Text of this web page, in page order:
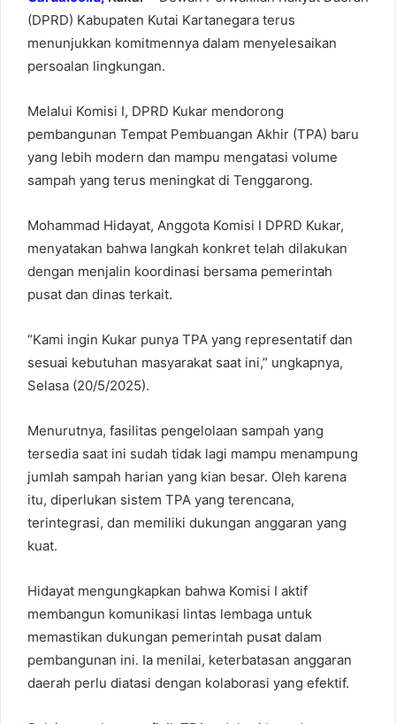
(DPRD) Kabupaten Kutai Kartanegara terus
menunjukkan komitmennya dalam menyelesaikan
persoalan lingkungan.
Melalui Komisi I, DPRD Kukar mendorong
pembangunan Tempat Pembuangan Akhir (TPA) baru
yang lebih modern dan mampu mengatasi volume
sampah yang terus meningkat di Tenggarong.
Mohammad Hidayat, Anggota Komisi I DPRD Kukar,
menyatakan bahwa langkah konkret telah dilakukan
dengan menjalin koordinasi bersama pemerintah
pusat dan dinas terkait.
“Kami ingin Kukar punya TPA yang representatif dan
sesuai kebutuhan masyarakat saat ini,” ungkapnya,
Selasa (20/5/2025).
Menurutnya, fasilitas pengelolaan sampah yang
tersedia saat ini sudah tidak lagi mampu menampung
jumlah sampah harian yang kian besar. Oleh karena
itu, diperlukan sistem TPA yang terencana,
terintegrasi, dan memiliki dukungan anggaran yang
kuat.
Hidayat mengungkapkan bahwa Komisi I aktif
membangun komunikasi lintas lembaga untuk
memastikan dukungan pemerintah pusat dalam
pembangunan ini. Ia menilai, keterbatasan anggaran
daerah perlu diatasi dengan kolaborasi yang efektif.